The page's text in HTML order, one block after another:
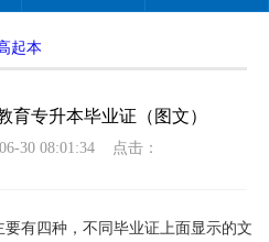
起本
育专升本毕业证（图文）
30 08:01:34 点击：
有四种，不同毕业证上面显示的文